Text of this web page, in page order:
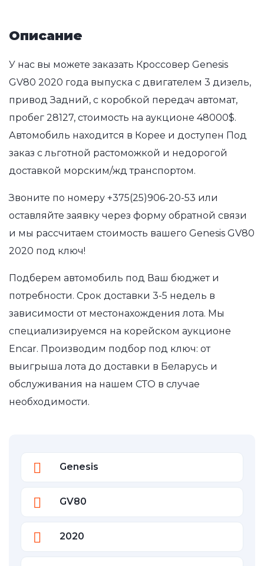
Описание
У нас вы можете заказать Кроссовер Genesis
GV80 2020 года выпуска с двигателем 3 дизель,
привод Задний, с коробкой передач автомат,
пробег 28127, стоимость на аукционе 48000$.
Автомобиль находится в Корее и доступен Под
заказ с льготной растоможкой и недорогой
доставкой морским/жд транспортом.
Звоните по номеру +375(25)906-20-53 или
оставляйте заявку через форму обратной связи
и мы рассчитаем стоимость вашего Genesis GV80
2020 под ключ!
Подберем автомобиль под Ваш бюджет и
потребности. Срок доставки 3-5 недель в
зависимости от местонахождения лота. Мы
специализируемся на корейском аукционе
Encar. Производим подбор под ключ: от
выигрыша лота до доставки в Беларусь и
обслуживания на нашем СТО в случае
необходимости.
Genesis
GV80
2020